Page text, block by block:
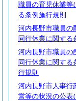
職員の育児休業等
る条例施行規則
河内長野市職員の
同行休業に関する
河内長野市職員の
同行休業に関する
行規則
河内長野市人事行
営等の状況の公表